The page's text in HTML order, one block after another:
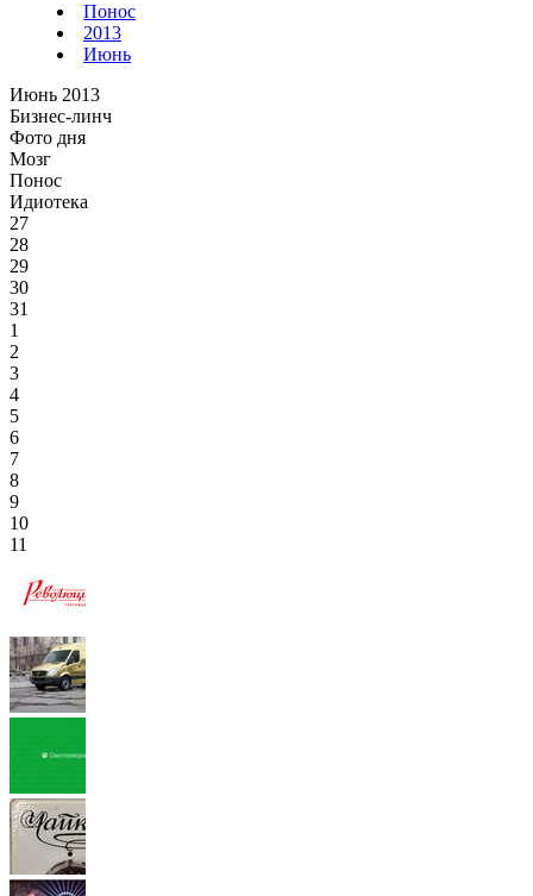
Понос
2013
Июнь
Июнь 2013
Бизнес-линч
Фото дня
Мозг
Понос
Идиотека
27
28
29
30
31
1
2
3
4
5
6
7
8
9
10
11